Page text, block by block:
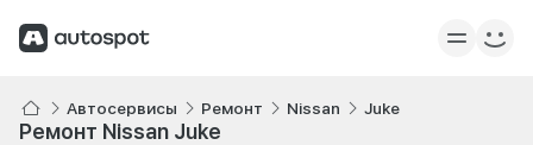
Автосервисы Ремонт Nissan Juke
Ремонт Nissan Juke